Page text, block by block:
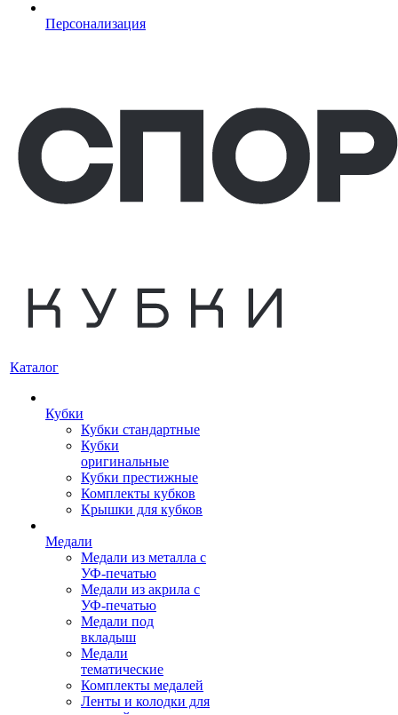
Персонализация
Каталог
Кубки
Кубки стандартные
Кубки
оригинальные
Кубки престижные
Комплекты кубков
Крышки для кубков
Медали
Медали из металла с
УФ-печатью
Медали из акрила с
УФ-печатью
Медали под
вкладыш
Медали
тематические
Комплекты медалей
Ленты и колодки для